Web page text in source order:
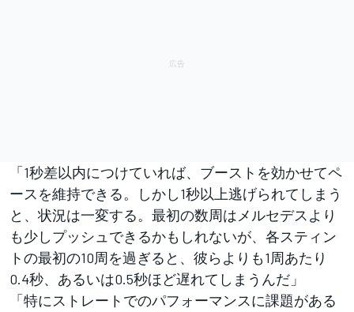
「1秒差以内につけていれば、ブーストを効かせてペ
ースを維持できる。しかし1秒以上逃げられてしまう
と、状況は一変する。最初の数周はメルセデスより
も少しプッシュできるかもしれないが、各スティン
トの最初の10周を過ぎると、彼らよりも1周あたり
0.4秒、あるいは0.5秒ほど遅れてしまうんだ」
「特にストレートでのパフォーマンスに課題がある